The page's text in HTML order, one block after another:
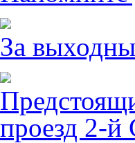
За
проезд 2-й